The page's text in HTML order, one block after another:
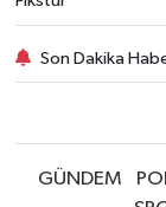
Son Dakika
GÜNDEM